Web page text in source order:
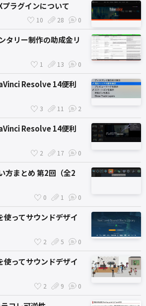
ラグインについて
10 28 0
タリー制作の助成金リ
1 13 0
Resolve 14便利
3 11 2
Resolve 14便利
2 17 0
まとめ 第2回（全2
0 1 0
ってサウンドデザイ
2 5 0
ってサウンドデザイ
2 9 0